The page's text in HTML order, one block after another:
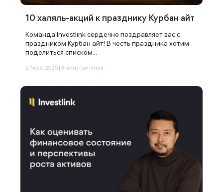
10 халяль-акций к празднику Курбан айт
Команда Investlink сердечно поздравляет вас с
праздником Курбан айт! В честь праздника хотим
поделиться списком...
27 мая, 2026 | 3 минуты чтения
Спасибо за заявку